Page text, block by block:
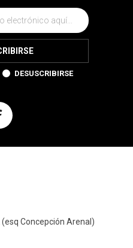
DESUSCRIBIRSE
Concepción Arenal)